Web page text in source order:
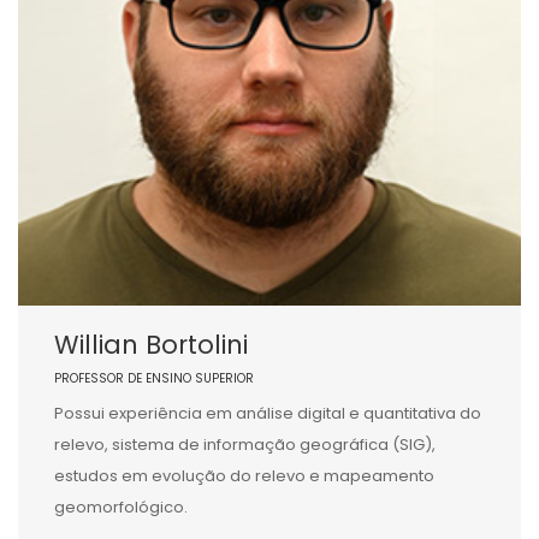
Willian Bortolini
PROFESSOR DE ENSINO SUPERIOR
Possui experiência em análise digital e quantitativa do
relevo, sistema de informação geográfica (SIG),
estudos em evolução do relevo e mapeamento
geomorfológico.